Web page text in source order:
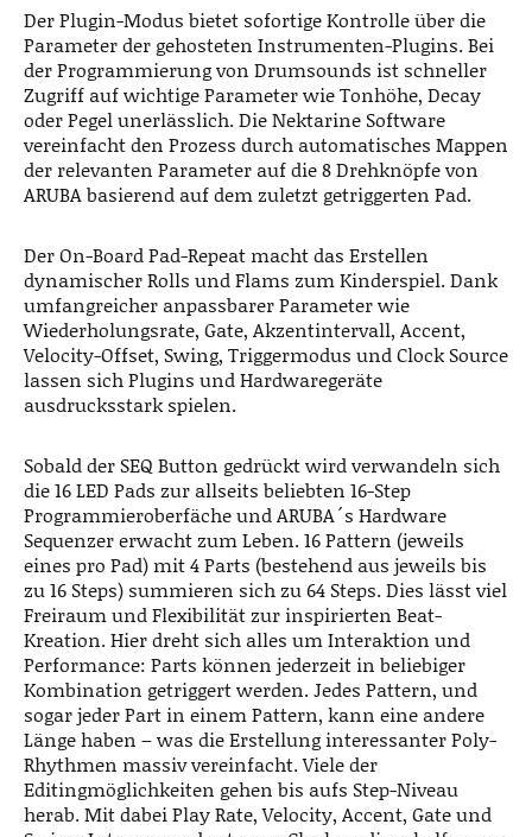
Der Plugin-Modus bietet sofortige Kontrolle über die
Parameter der gehosteten Instrumenten-Plugins. Bei
der Programmierung von Drumsounds ist schneller
Zugriff auf wichtige Parameter wie Tonhöhe, Decay
oder Pegel unerlässlich. Die Nektarine Software
vereinfacht den Prozess durch automatisches Mappen
der relevanten Parameter auf die 8 Drehknöpfe von
ARUBA basierend auf dem zuletzt getriggerten Pad.
Der On-Board Pad-Repeat macht das Erstellen
dynamischer Rolls und Flams zum Kinderspiel. Dank
umfangreicher anpassbarer Parameter wie
Wiederholungsrate, Gate, Akzentintervall, Accent,
Velocity-Offset, Swing, Triggermodus und Clock Source
lassen sich Plugins und Hardwaregeräte
ausdrucksstark spielen.
Sobald der SEQ Button gedrückt wird verwandeln sich
die 16 LED Pads zur allseits beliebten 16-Step
Programmieroberfäche und ARUBA´s Hardware
Sequenzer erwacht zum Leben. 16 Pattern (jeweils
eines pro Pad) mit 4 Parts (bestehend aus jeweils bis
zu 16 Steps) summieren sich zu 64 Steps. Dies lässt viel
Freiraum und Flexibilität zur inspirierten Beat-
Kreation. Hier dreht sich alles um Interaktion und
Performance: Parts können jederzeit in beliebiger
Kombination getriggert werden. Jedes Pattern, und
sogar jeder Part in einem Pattern, kann eine andere
Länge haben – was die Erstellung interessanter Poly-
Rhythmen massiv vereinfacht. Viele der
Editingmöglichkeiten gehen bis aufs Step-Niveau
herab. Mit dabei Play Rate, Velocity, Accent, Gate und